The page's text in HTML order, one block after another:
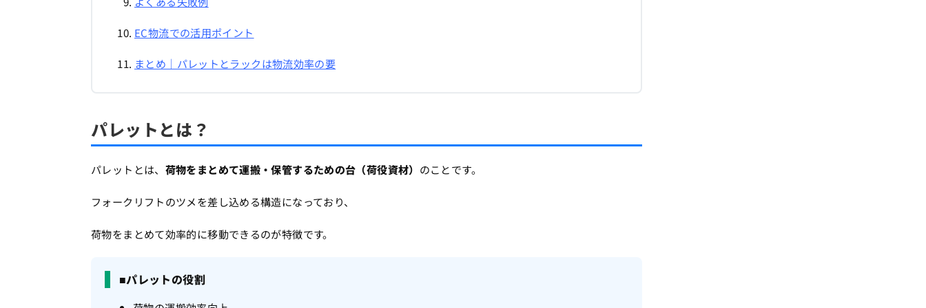
EC物流での活用ポイント
まとめ｜パレットとラックは物流効率の要
パレットとは？
パレットとは、 荷物をまとめて運搬・保管するための台（荷役資材） のことです。
フォークリフトのツメを差し込める構造になっており、
荷物をまとめて効率的に移動できるのが特徴です。
■パレットの役割